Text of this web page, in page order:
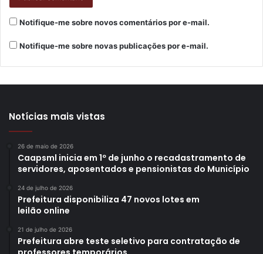
Notifique-me sobre novos comentários por e-mail.
Notifique-me sobre novas publicações por e-mail.
Notícias mais vistas
26 de maio de 2026
Caapsml inicia em 1º de junho o recadastramento de
servidores, aposentados e pensionistas do Município
24 de julho de 2026
Prefeitura disponibiliza 47 novos lotes em
leilão online
21 de julho de 2026
Prefeitura abre teste seletivo para contratação de